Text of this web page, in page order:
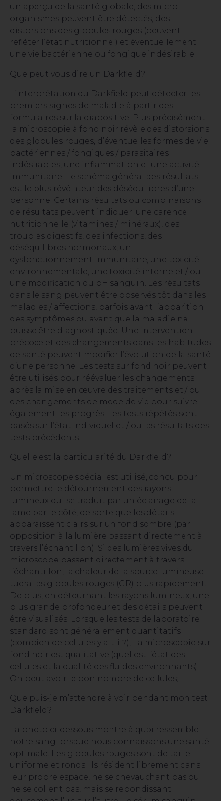
un aperçu de la santé globale, des micro-
organismes peuvent être détectés, des
distorsions des globules rouges (peuvent
refléter l’état nutritionnel) et éventuellement
une vie bactérienne ou fongique indésirable.
Que peut vous dire un Darkfield?
L’interprétation du Darkfield peut détecter les
premiers signes de maladie à partir des
formulaires sur la diapositive. Plus précisément,
la microscopie à fond noir révèle des distorsions
des globules rouges, d’éventuelles formes de vie
bactériennes / fongiques / parasitaires
indésirables, une inflammation et une activité
immunitaire. Le schéma général des résultats
est le plus révélateur des déséquilibres d’une
personne. Certains résultats ou combinaisons
de résultats peuvent indiquer: une carence
nutritionnelle (vitamines / minéraux), des
troubles digestifs, des infections, des
déséquilibres hormonaux, un
dysfonctionnement immunitaire, une toxicité
environnementale, une toxicité interne et / ou
une modification du pH sanguin. Les résultats
dans le sang peuvent être observés tôt dans les
maladies / affections, parfois avant l’apparition
des symptômes ou avant que la maladie ne
puisse être diagnostiquée. Une intervention
précoce et des changements dans les habitudes
de santé peuvent modifier l’évolution de la santé
d’une personne. Les tests sur fond noir peuvent
être utilisés pour réévaluer les changements
après la mise en œuvre des traitements et / ou
des changements de mode de vie pour suivre
également les progrès. Les tests répétés sont
basés sur l’état individuel et / ou les résultats des
tests précédents.
Quelle est la particularité du Darkfield?
Un microscope spécial est utilisé, conçu pour
permettre le détournement des rayons
lumineux qui se traduit par un éclairage de la
lame par le côté, de sorte que les détails
apparaissent clairs sur un fond sombre (par
opposition à la lumière passant directement à
travers l’échantillon). Si des lumières vives du
microscope passent directement à travers
l’échantillon, la chaleur de la source lumineuse
tuera les globules rouges (GR) plus rapidement.
De plus, en détournant les rayons lumineux, une
plus grande profondeur et des détails peuvent
être visualisés. Lorsque les tests de laboratoire
standard sont généralement quantitatifs
(combien de cellules y a-t-il?), La microscopie sur
fond noir est qualitative (quel est l’état des
cellules et la qualité des fluides environnants).
On peut avoir le bon nombre de cellules;
Que puis-je m’attendre à voir pendant mon test
Darkfield?
La photo ci-dessous montre à quoi ressemble
notre sang lorsque nous connaissons une santé
optimale. Les globules rouges sont de taille
uniforme et ronds. Ils résident librement dans
leur propre espace, ne se chevauchant pas ou
ne se collent pas, mais se rebondissant